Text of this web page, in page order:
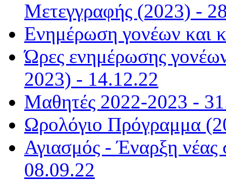
Μετεγγραφής (2023) -
Ενημέρωση γονέων και
Ώρες ενημέρωσης
2023) - 14.12.22
Μαθητές 2022-2023 -
Ωρολόγιο Πρόγραμμα
Αγιασμός - Έναρξη νέας
08.09.22